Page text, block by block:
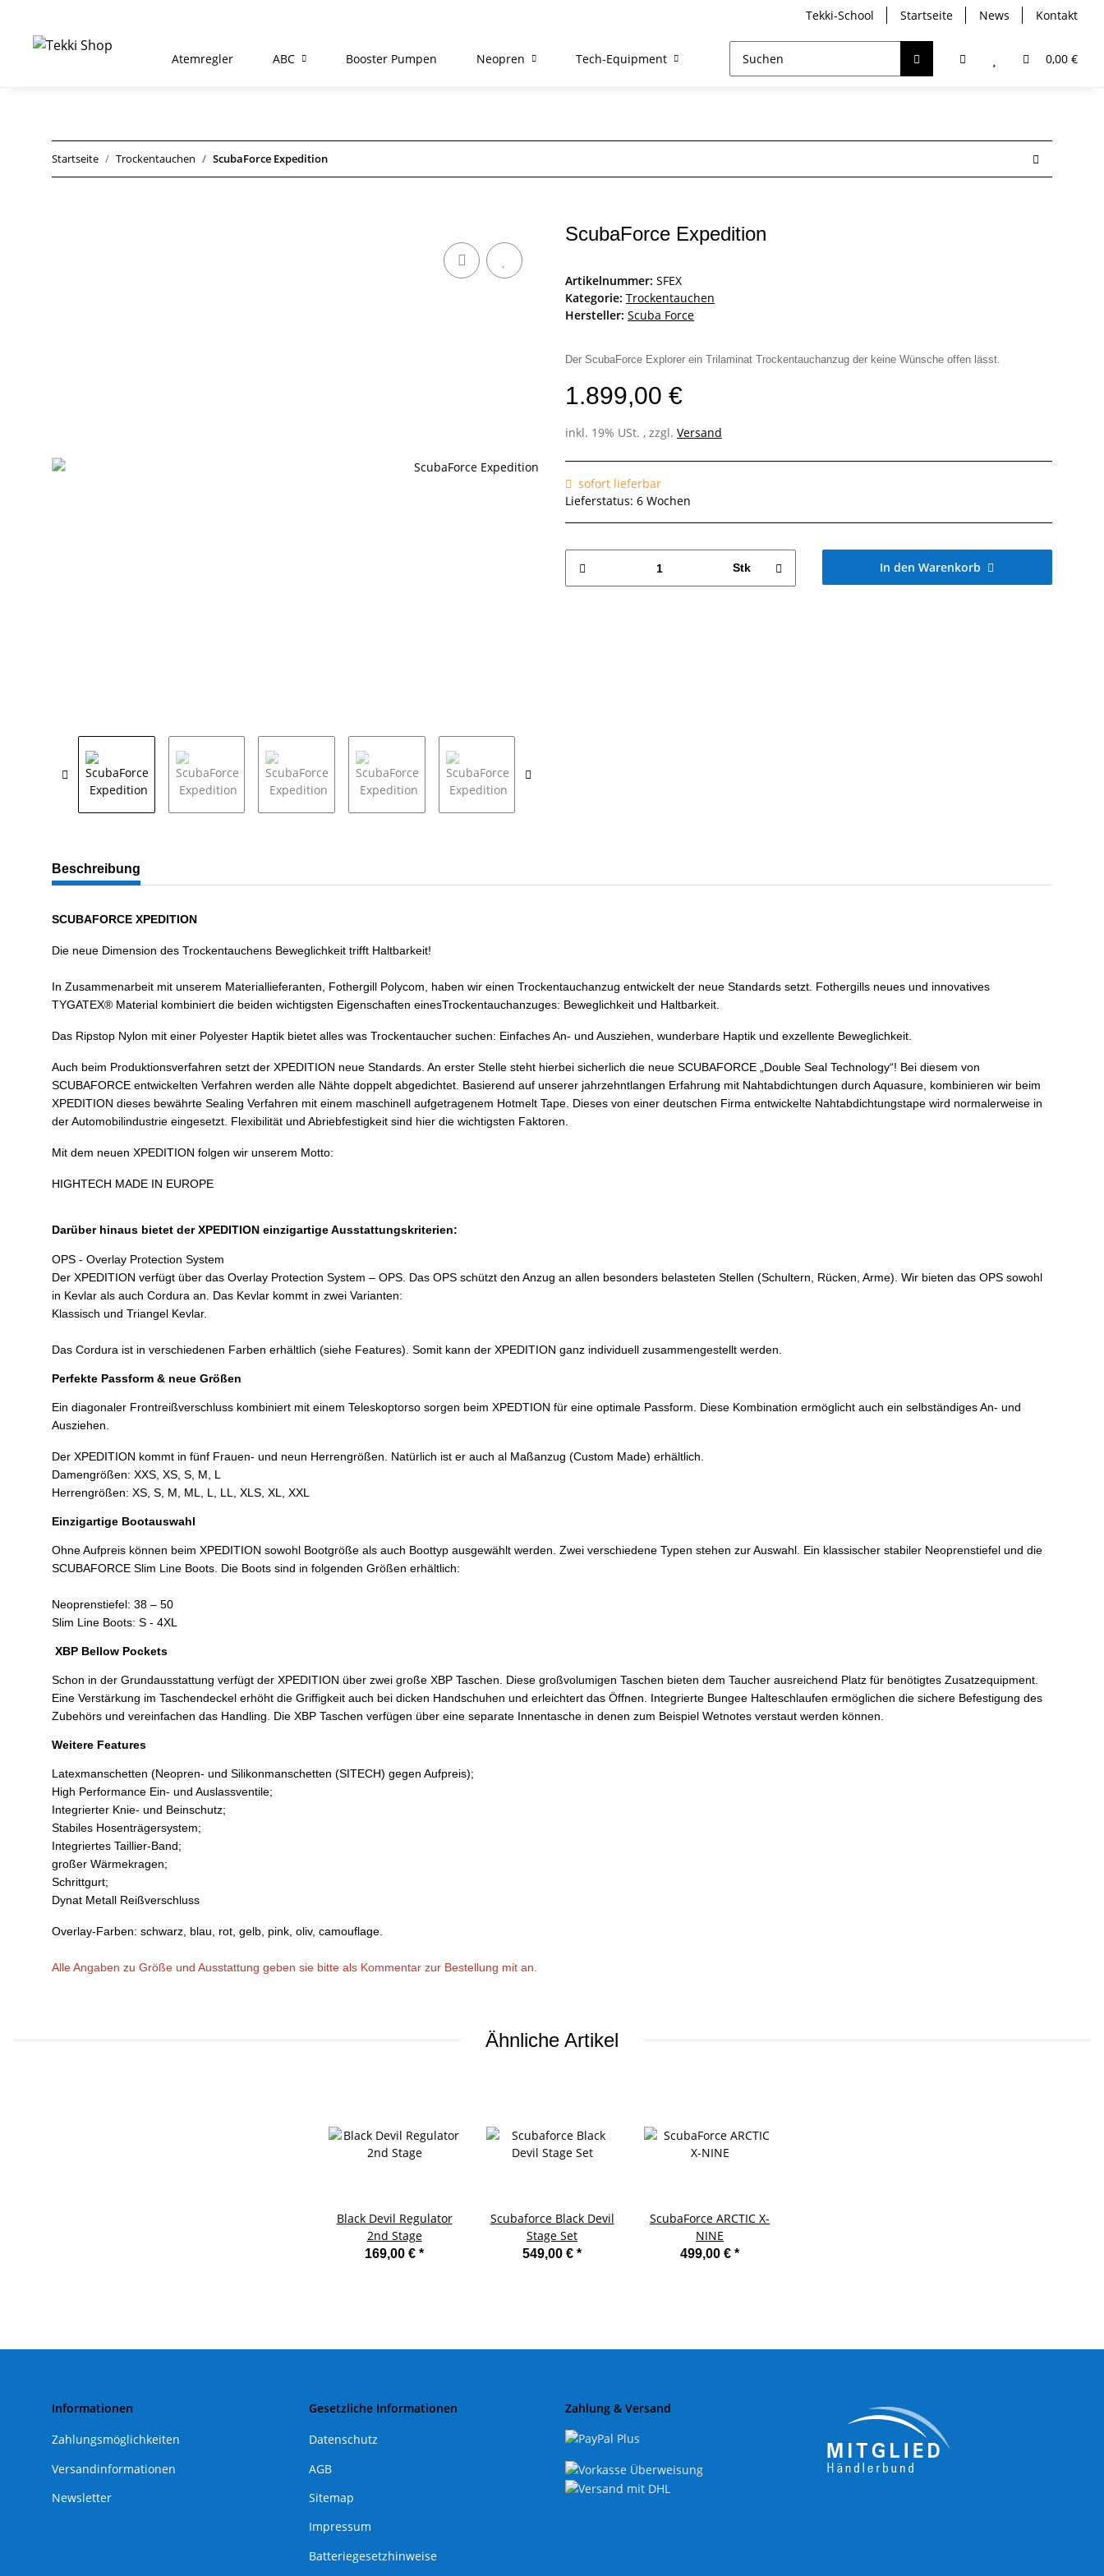
Tekki-School Startseite News Kontakt
0,00 €
Atemregler ABC Booster Pumpen Neopren Tech-Equipment Rebreather Analyser / Computer
Startseite Trockentauchen ScubaForce Expedition
ScubaForce Expedition
Artikelnummer: SFEX
Kategorie: Trockentauchen
Hersteller: Scuba Force
Der ScubaForce Explorer ein Trilaminat Trockentauchanzug der keine Wünsche offen lässt.
1.899,00 €
inkl. 19% USt. , zzgl. Versand
sofort lieferbar
Lieferstatus: 6 Wochen
Stk In den Warenkorb
Beschreibung
SCUBAFORCE XPEDITION
Die neue Dimension des Trockentauchens Beweglichkeit trifft Haltbarkeit!
In Zusammenarbeit mit unserem Materiallieferanten, Fothergill Polycom, haben wir einen Trockentauchanzug entwickelt der neue Standards setzt. Fothergills neues und innovatives
TYGATEX® Material kombiniert die beiden wichtigsten Eigenschaften einesTrockentauchanzuges: Beweglichkeit und Haltbarkeit.
Das Ripstop Nylon mit einer Polyester Haptik bietet alles was Trockentaucher suchen: Einfaches An- und Ausziehen, wunderbare Haptik und exzellente Beweglichkeit.
Auch beim Produktionsverfahren setzt der XPEDITION neue Standards. An erster Stelle steht hierbei sicherlich die neue SCUBAFORCE „Double Seal Technology“! Bei diesem von
SCUBAFORCE entwickelten Verfahren werden alle Nähte doppelt abgedichtet. Basierend auf unserer jahrzehntlangen Erfahrung mit Nahtabdichtungen durch Aquasure, kombinieren wir beim
XPEDITION dieses bewährte Sealing Verfahren mit einem maschinell aufgetragenem Hotmelt Tape. Dieses von einer deutschen Firma entwickelte Nahtabdichtungstape wird normalerweise in
der Automobilindustrie eingesetzt. Flexibilität und Abriebfestigkeit sind hier die wichtigsten Faktoren.
Mit dem neuen XPEDITION folgen wir unserem Motto:
HIGHTECH MADE IN EUROPE
Darüber hinaus bietet der XPEDITION einzigartige Ausstattungskriterien:
OPS - Overlay Protection System
Der XPEDITION verfügt über das Overlay Protection System – OPS. Das OPS schützt den Anzug an allen besonders belasteten Stellen (Schultern, Rücken, Arme). Wir bieten das OPS sowohl
in Kevlar als auch Cordura an. Das Kevlar kommt in zwei Varianten:
Klassisch und Triangel Kevlar.
Das Cordura ist in verschiedenen Farben erhältlich (siehe Features). Somit kann der XPEDITION ganz individuell zusammengestellt werden.
Perfekte Passform & neue Größen
Ein diagonaler Frontreißverschluss kombiniert mit einem Teleskoptorso sorgen beim XPEDTION für eine optimale Passform. Diese Kombination ermöglicht auch ein selbständiges An- und
Ausziehen.
Der XPEDITION kommt in fünf Frauen- und neun Herrengrößen. Natürlich ist er auch al Maßanzug (Custom Made) erhältlich.
Damengrößen: XXS, XS, S, M, L
Herrengrößen: XS, S, M, ML, L, LL, XLS, XL, XXL
Einzigartige Bootauswahl
Ohne Aufpreis können beim XPEDITION sowohl Bootgröße als auch Boottyp ausgewählt werden. Zwei verschiedene Typen stehen zur Auswahl. Ein klassischer stabiler Neoprenstiefel und die
SCUBAFORCE Slim Line Boots. Die Boots sind in folgenden Größen erhältlich:
Neoprenstiefel: 38 – 50
Slim Line Boots: S - 4XL
XBP Bellow Pockets
Schon in der Grundausstattung verfügt der XPEDITION über zwei große XBP Taschen. Diese großvolumigen Taschen bieten dem Taucher ausreichend Platz für benötigtes Zusatzequipment.
Eine Verstärkung im Taschendeckel erhöht die Griffigkeit auch bei dicken Handschuhen und erleichtert das Öffnen. Integrierte Bungee Halteschlaufen ermöglichen die sichere Befestigung des
Zubehörs und vereinfachen das Handling. Die XBP Taschen verfügen über eine separate Innentasche in denen zum Beispiel Wetnotes verstaut werden können.
Weitere Features
Latexmanschetten (Neopren- und Silikonmanschetten (SITECH) gegen Aufpreis);
High Performance Ein- und Auslassventile;
Integrierter Knie- und Beinschutz;
Stabiles Hosenträgersystem;
Integriertes Taillier-Band;
großer Wärmekragen;
Schrittgurt;
Dynat Metall Reißverschluss
Overlay-Farben: schwarz, blau, rot, gelb, pink, oliv, camouflage.
Alle Angaben zu Größe und Ausstattung geben sie bitte als Kommentar zur Bestellung mit an.
Ähnliche Artikel
Black Devil Regulator
2nd Stage
169,00 € *
Scubaforce Black Devil
Stage Set
549,00 € *
ScubaForce ARCTIC X-
NINE
499,00 € *
Informationen
Zahlungsmöglichkeiten
Versandinformationen
Newsletter
Gesetzliche Informationen
Datenschutz
AGB
Sitemap
Impressum
Batteriegesetzhinweise
Zahlung & Versand